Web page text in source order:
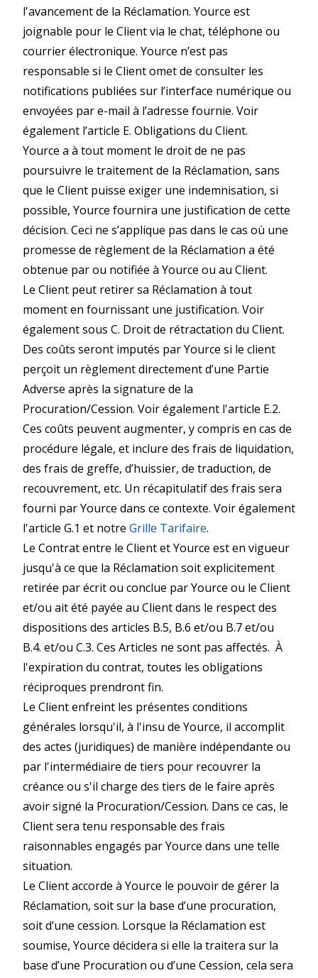
l'avancement de la Réclamation. Yource est
joignable pour le Client via le chat, téléphone ou
courrier électronique. Yource n’est pas
responsable si le Client omet de consulter les
notifications publiées sur l’interface numérique ou
envoyées par e-mail à l’adresse fournie. Voir
également l’article E. Obligations du Client.
Yource a à tout moment le droit de ne pas
poursuivre le traitement de la Réclamation, sans
que le Client puisse exiger une indemnisation, si
possible, Yource fournira une justification de cette
décision. Ceci ne s’applique pas dans le cas où une
promesse de règlement de la Réclamation a été
obtenue par ou notifiée à Yource ou au Client.
Le Client peut retirer sa Réclamation à tout
moment en fournissant une justification. Voir
également sous C. Droit de rétractation du Client.
Des coûts seront imputés par Yource si le client
perçoit un règlement directement d’une Partie
Adverse après la signature de la
Procuration/Cession. Voir également l'article E.2.
Ces coûts peuvent augmenter, y compris en cas de
procédure légale, et inclure des frais de liquidation,
des frais de greffe, d’huissier, de traduction, de
recouvrement, etc. Un récapitulatif des frais sera
fourni par Yource dans ce contexte. Voir également
l'article G.1 et notre Grille Tarifaire.
Le Contrat entre le Client et Yource est en vigueur
jusqu'à ce que la Réclamation soit explicitement
retirée par écrit ou conclue par Yource ou le Client
et/ou ait été payée au Client dans le respect des
dispositions des articles B.5, B.6 et/ou B.7et/ou
B.4. et/ou C.3. Ces Articles ne sont pas affectés. À
l'expiration du contrat, toutes les obligations
réciproques prendront fin.
Le Client enfreint les présentes conditions
générales lorsqu'il, à l'insu de Yource, il accomplit
des actes (juridiques) de manière indépendante ou
par l'intermédiaire de tiers pour recouvrer la
créance ou s'il charge des tiers de le faire après
avoir signé la Procuration/Cession. Dans ce cas, le
Client sera tenu responsable des frais
raisonnables engagés par Yource dans une telle
situation.
Le Client accorde à Yource le pouvoir de gérer la
Réclamation, soit sur la base d’une procuration,
soit d’une cession. Lorsque la Réclamation est
soumise, Yource décidera si elle la traitera sur la
base d’une Procuration ou d’une Cession, cela sera